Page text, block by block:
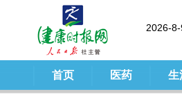
2026-
首页 医药 生